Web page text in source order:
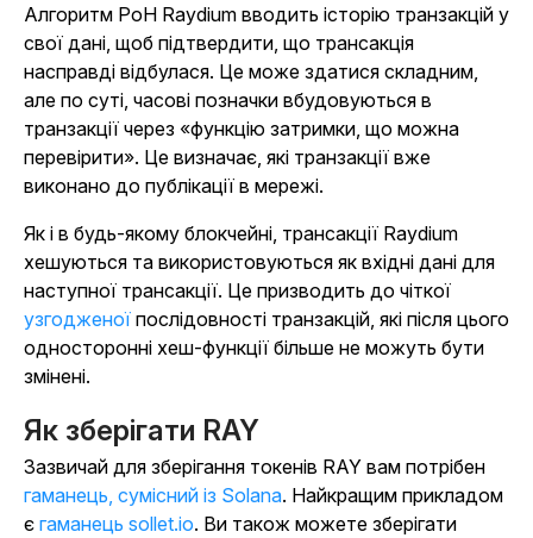
Алгоритм PoH Raydium вводить історію транзакцій у
свої дані, щоб підтвердити, що трансакція
насправді відбулася. Це може здатися складним,
але по суті, часові позначки вбудовуються в
транзакції через «функцію затримки, що можна
перевірити». Це визначає, які транзакції вже
виконано до публікації в мережі.
Як і в будь-якому блокчейні, трансакції Raydium
хешуються та використовуються як вхідні дані для
наступної трансакції. Це призводить до чіткої
узгодженої послідовності транзакцій, які після цього
односторонні хеш-функції більше не можуть бути
змінені.
Як зберігати RAY
Зазвичай для зберігання токенів RAY вам потрібен
гаманець, сумісний із Solana. Найкращим прикладом
є гаманець sollet.io. Ви також можете зберігати